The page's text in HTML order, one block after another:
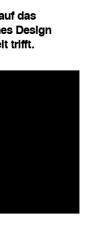
das
Design
trifft.